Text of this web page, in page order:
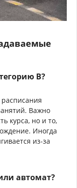
B?
Важно
курса, но и то,
Иногда
из-за
автомат?